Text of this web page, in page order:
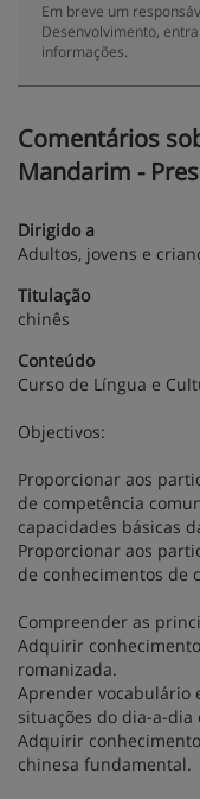
Em breve um
Desenvolvimento,
informações.
Comentários
Mandarim -
Dirigido a
Adultos, jovens e
Titulação
chinês
Conteúdo
Curso de Língua e
Objectivos:
Proporcionar aos
de competência
capacidades básicas
Proporcionar aos
de conhecimentos de
Compreender as
Adquirir
romanizada.
Aprender vocabulário
situações do dia-a-
Adquirir
chinesa fundamental.